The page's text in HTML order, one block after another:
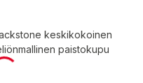
keskikokoinen
paistokupu